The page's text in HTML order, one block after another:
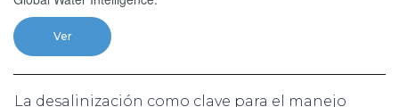
Ver
La desalinización como clave para el manejo